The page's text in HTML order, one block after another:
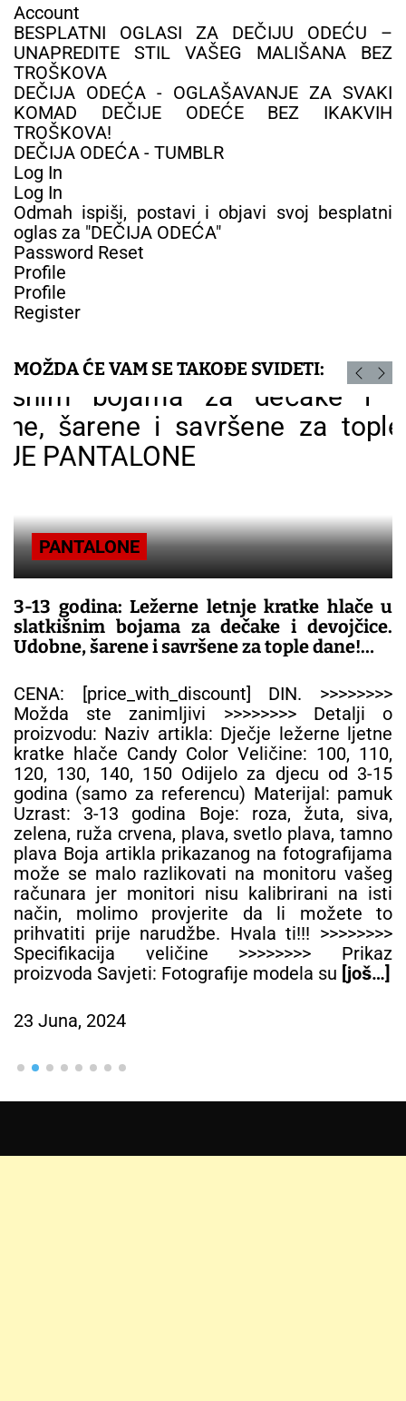
Account
BESPLATNI OGLASI ZA DEČIJU ODEĆU –
UNAPREDITE STIL VAŠEG MALIŠANA BEZ
TROŠKOVA
DEČIJA ODEĆA - OGLAŠAVANJE ZA SVAKI
KOMAD DEČIJE ODEĆE BEZ IKAKVIH
TROŠKOVA!
DEČIJA ODEĆA - TUMBLR
Log In
Log In
Odmah ispiši, postavi i objavi svoj besplatni
oglas za "DEČIJA ODEĆA"
Password Reset
Profile
Profile
Register
MOŽDA ĆE VAM SE TAKOĐE SVIDETI:
PANTALONE
3-13 godina: Ležerne letnje kratke hlače u
slatkišnim bojama za dečake i devojčice.
Udobne, šarene i savršene za tople dane!
– DEČIJE PANTALONE
CENA: [price_with_discount] DIN. >>>>>>>>
Možda ste zanimljivi >>>>>>>> Detalji o
proizvodu: Naziv artikla: Dječje ležerne ljetne
kratke hlače Candy Color Veličine: 100, 110,
120, 130, 140, 150 Odijelo za djecu od 3-15
godina (samo za referencu) Materijal: pamuk
Uzrast: 3-13 godina Boje: roza, žuta, siva,
zelena, ruža crvena, plava, svetlo plava, tamno
plava Boja artikla prikazanog na fotografijama
može se malo razlikovati na monitoru vašeg
računara jer monitori nisu kalibrirani na isti
način, molimo provjerite da li možete to
prihvatiti prije narudžbe. Hvala ti!!! >>>>>>>>
Specifikacija veličine >>>>>>>> Prikaz
proizvoda Savjeti: Fotografije modela su [još…]
23 Juna, 2024